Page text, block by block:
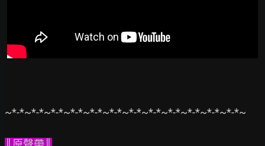
~*-*~*-*~*-*~*-*~*-*~*-*~*-*~*-*~*-*~*-*~*-*~*-*~